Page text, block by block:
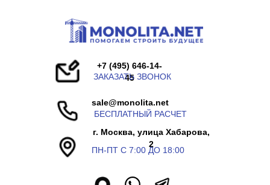
г. Москва, улица Хабарова,
ПН-ПТ С 7:00 ДО 18:00
45
ЗАКАЗАТЬ ЗВОНОК
БЕСПЛАТНЫЙ РАСЧЕТ